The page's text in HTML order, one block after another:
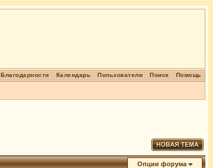
Помощь
Поиск
Пользователи
Календарь
Благодарности
Опции форума